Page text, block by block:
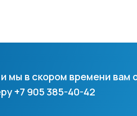
мы в скором времени вам
+7 905 385-40-42